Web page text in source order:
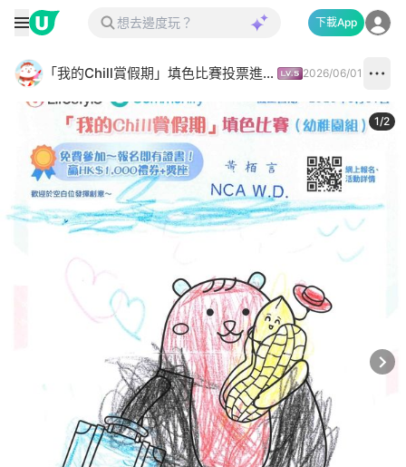
下載App
「我的Chill賞假期」填色比賽投票進行中✅ 2026/06/01
1/2